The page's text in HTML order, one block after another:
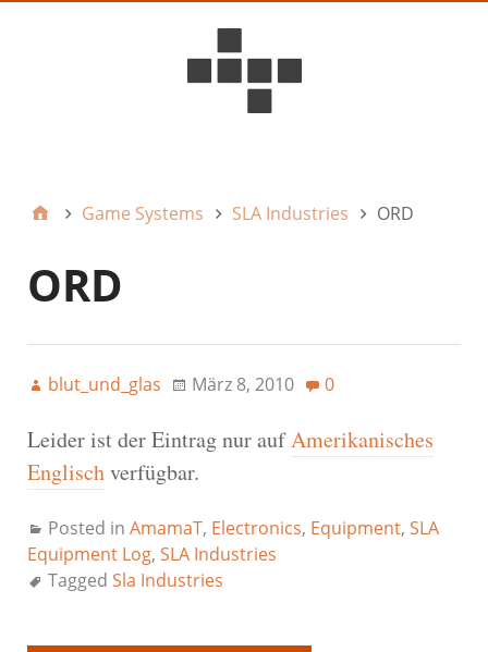
Game Systems SLA Industries ORD
ORD
blut_und_glas März 8, 2010 0
Leider ist der Eintrag nur aufAmerikanisches
Englischverfügbar.
Posted in AmamaT, Electronics, Equipment, SLA
Equipment Log, SLA Industries
Tagged Sla Industries